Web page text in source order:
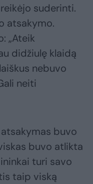
suderinti.
atsakymo.
„Ateik
didžiulę klaidą
nebuvo
neiti
buvo
buvo atlikta
turi savo
taip viską